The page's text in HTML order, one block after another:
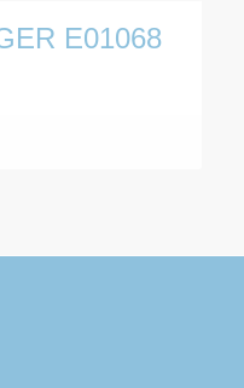
E01068